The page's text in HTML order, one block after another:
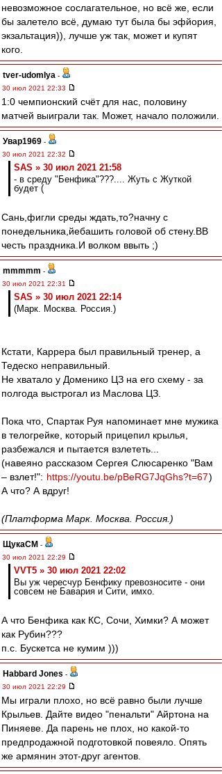
невозможное сослагательное, но всë же, если
бы залетело всë, думаю тут была бы эфйория,
экзальтация)), лучше уж так, может и купят
кого.
tver-udomlya -
30 июл 2021 22:33
1:0 чемпионский счёт для нас, половину
матчей выиграли так. Может, начало положили.
Увар1969 -
30 июл 2021 22:32
SAS » 30 июл 2021 21:58
- в среду "Бенфика"???.... Жуть с Жуткой
будет (
Сань,фигли среды ждать,то?начну с
понедельника,йебашить головой об стену.ВВ
честь праздника.И волком ввыть ;)
mmmmm -
30 июл 2021 22:31
SAS » 30 июл 2021 22:14
(Марк. Москва. Россия.)
Кстати, Каррера был правильный тренер, а
Тедеско неправильный.
Не хватало у Доменико ЦЗ на его схему - за
полгода выстрогал из Маслова ЦЗ.
Пока что, Спартак Руя напоминает мне мужика
в телогрейке, который прицепил крылья,
разбежался и пытается взлететь...
(навеяно рассказом Сергея Слюсаренко "Вам
– взлет!": https://youtu.be/pBeRG7JqGhs?t=67)
А что? А вдруг!
(Платформа Марк. Москва. Россия.)
ЩукаСМ -
30 июл 2021 22:29
VVT5 » 30 июл 2021 22:02
Вы уж чересчур Бенфику превозносите - они
совсем не Бавария и Сити, имхо.
А что Бенфика как КС, Сочи, Химки? А может
как Рубин???
п.с. Бускетса не кумим )))
Habbard Jones -
30 июл 2021 22:29
Мы играли плохо, но всё равно были лучше
Крыльев. Дайте видео "пенальти" Айртона на
Пиняеве. Да парень не плох, но какой-то
предпродажной подготовкой повеяло. Опять
же армянин этот-друг агентов.